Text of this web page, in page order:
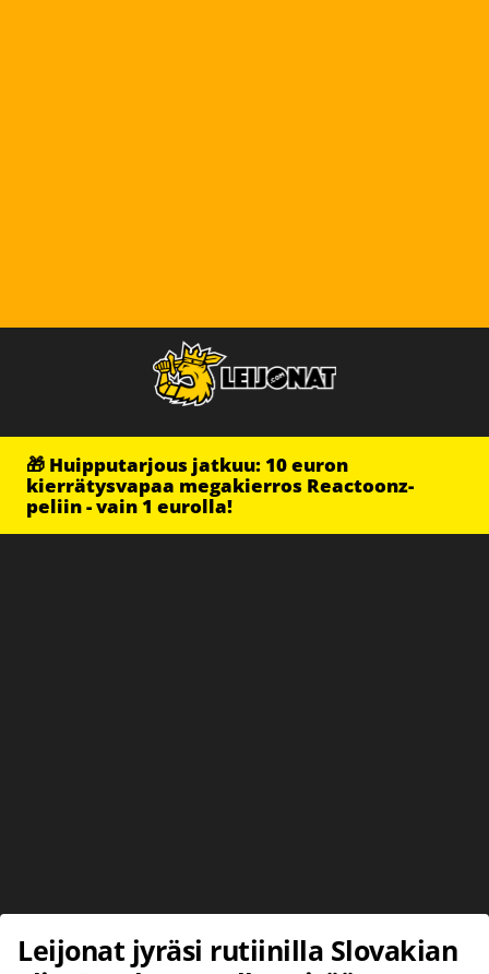
🎁 Huipputarjous jatkuu: 10 euron
kierrätysvapaa megakierros Reactoonz-
peliin - vain 1 eurolla!
Leijonat jyräsi rutiinilla Slovakian